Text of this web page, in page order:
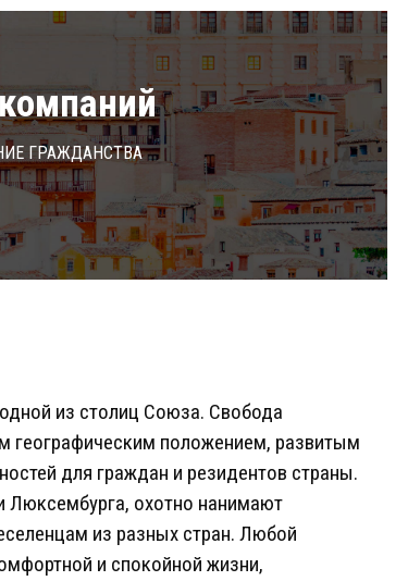
гражданства
из столиц Союза. Свобода
географическим положением, развитым
для граждан и резидентов страны.
охотно нанимают
из разных стран. Любой
и спокойной жизни,